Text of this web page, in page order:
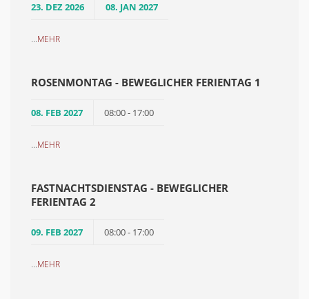
23. DEZ 2026 08. JAN 2027
...MEHR
ROSENMONTAG - BEWEGLICHER FERIENTAG 1
08. FEB 2027 08:00 - 17:00
...MEHR
FASTNACHTSDIENSTAG - BEWEGLICHER
FERIENTAG 2
09. FEB 2027 08:00 - 17:00
...MEHR